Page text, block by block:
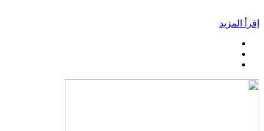
إقرأ المزيد